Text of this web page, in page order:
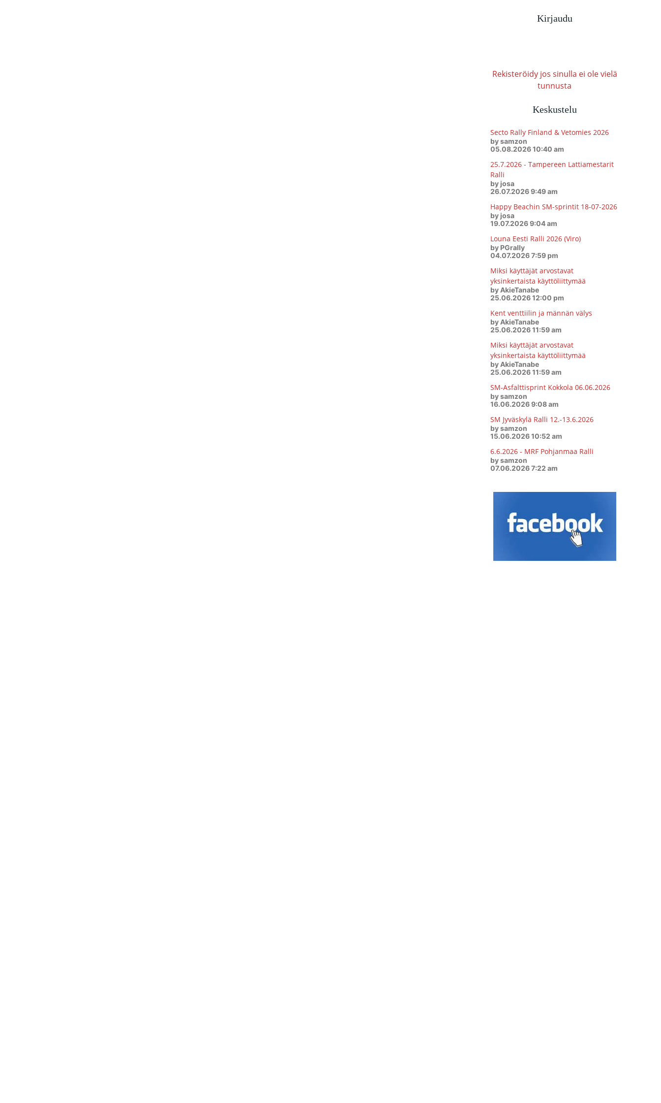
Kirjaudu
Rekisteröidy jos sinulla ei ole vielä
tunnusta
Keskustelu
Secto Rally Finland & Vetomies 2026
by samzon
05.08.2026 10:40 am
25.7.2026 - Tampereen Lattiamestarit
Ralli
by josa
26.07.2026 9:49 am
Happy Beachin SM-sprintit 18-07-2026
by josa
19.07.2026 9:04 am
Louna Eesti Ralli 2026 (Viro)
by PGrally
04.07.2026 7:59 pm
Miksi käyttäjät arvostavat
yksinkertaista käyttöliittymää
by AkieTanabe
25.06.2026 12:00 pm
Kent venttiilin ja männän välys
by AkieTanabe
25.06.2026 11:59 am
Miksi käyttäjät arvostavat
yksinkertaista käyttöliittymää
by AkieTanabe
25.06.2026 11:59 am
SM-Asfalttisprint Kokkola 06.06.2026
by samzon
16.06.2026 9:08 am
SM Jyväskylä Ralli 12.-13.6.2026
by samzon
15.06.2026 10:52 am
6.6.2026 - MRF Pohjanmaa Ralli
by samzon
07.06.2026 7:22 am